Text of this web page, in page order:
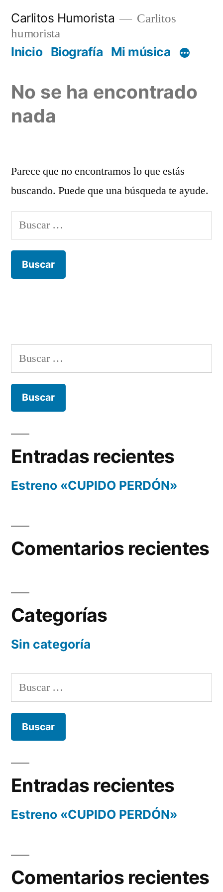
contenido
Carlitos Humorista
Carlitos
humorista
Inicio Biografía Mi música
No se ha encontrado
nada
Parece que no encontramos lo que estás
buscando. Puede que una búsqueda te ayude.
Buscar:
Buscar:
Entradas recientes
Estreno «CUPIDO PERDÓN»
Comentarios recientes
Categorías
Sin categoría
Buscar:
Entradas recientes
Estreno «CUPIDO PERDÓN»
Comentarios recientes